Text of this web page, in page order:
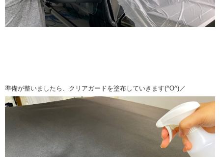
準備が整いましたら、クリアガードを塗布していきます(^O^)／